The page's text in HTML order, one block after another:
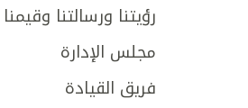
رؤيتنا ورسالتنا وقيمنا
مجلس الإدارة
فريق القيادة